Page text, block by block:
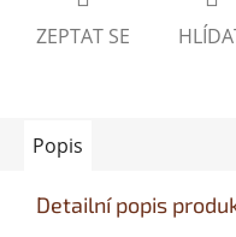
ZEPTAT SE
Popis
Detailní popis